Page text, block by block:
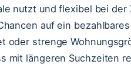
nutzt und flexibel bei der
auf ein
oder strenge
mit längeren Suchzeiten